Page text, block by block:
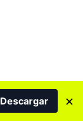
Descargar ×